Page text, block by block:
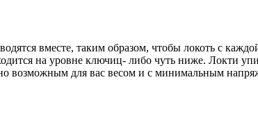
вместе, таким образом, чтобы локоть с
на уровне ключиц- либо чуть ниже. Локти
возможным для вас весом и с минимальным